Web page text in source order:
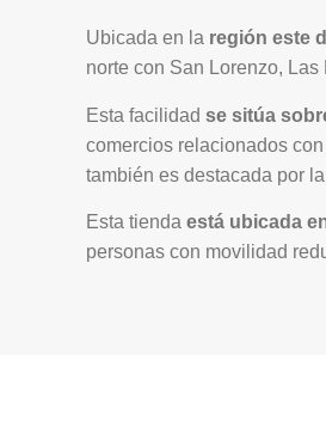
Ubicada en la región este
norte con San Lorenzo,
Esta facilidad se sitúa
comercios relacionados
también es destacada por
Esta tienda está ubicada
personas con movilidad